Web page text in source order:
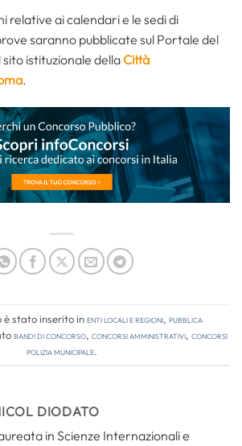
relative ai calendari e le sedi di
saranno pubblicate sul Portale del
istituzionale dellaCittà
.
è stato inserito inEnti locali e regioni, Pubblica
bandi di concorso, concorsi amministrativi, concorsi
polizia municipale.
DIODATO
in Scienze Internazionali e